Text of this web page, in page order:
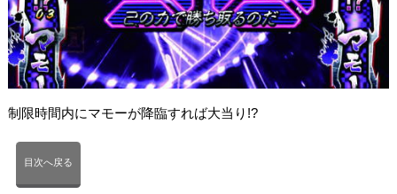
制限時間内にマモーが降臨すれば大当り!?
目次へ戻る